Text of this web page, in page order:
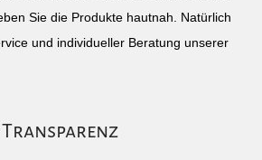
Sie die Produkte hautnah. Natürlich
und individueller Beratung unserer